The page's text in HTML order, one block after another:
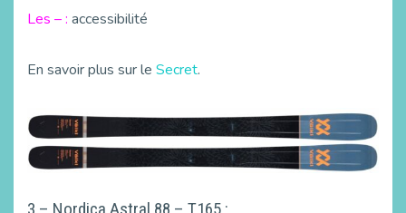
Les – : accessibilité
En savoir plus sur le Secret.